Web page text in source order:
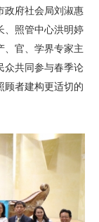
政府社会局刘淑惠
、照管中心洪明婷
、官、学界专家主
众共同参与春季论
顾者建构更适切的